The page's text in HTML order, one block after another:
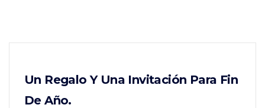
Un Regalo Y Una Invitación Para Fin
De Año.